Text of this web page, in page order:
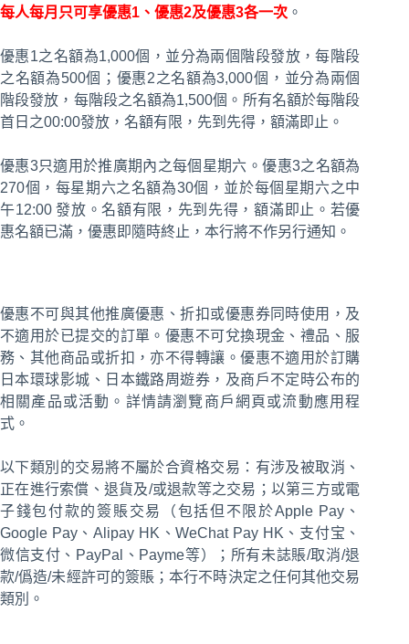
每人每月只可享優惠1、優惠2及優惠3各一次 。
優惠1之名額為1,000個，並分為兩個階段發放，每階段
之名額為500個；優惠2之名額為3,000個，並分為兩個
階段發放，每階段之名額為1,500個。所有名額於每階段
首日之00:00發放，名額有限，先到先得，額滿即止。
優惠3只適用於推廣期內之每個星期六。優惠3之名額為
270個，每星期六之名額為30個，並於每個星期六之中
午12:00 發放。名額有限，先到先得，額滿即止。若優
惠名額已滿，優惠即隨時終止，本行將不作另行通知。
優惠不可與其他推廣優惠、折扣或優惠券同時使用，及
不適用於已提交的訂單。優惠不可兌換現金、禮品、服
務、其他商品或折扣，亦不得轉讓。優惠不適用於訂購
日本環球影城、日本鐵路周遊券，及商戶不定時公布的
相關產品或活動。詳情請瀏覽商戶網頁或流動應用程
式。
以下類別的交易將不屬於合資格交易：有涉及被取消、
正在進行索償、退貨及/或退款等之交易；以第三方或電
子錢包付款的簽賬交易（包括但不限於Apple Pay、
Google Pay、Alipay HK、WeChat Pay HK、支付宝、
微信支付、PayPal、Payme等）；所有未誌賬/取消/退
款/僞造/未經許可的簽賬；本行不時決定之任何其他交易
類別。